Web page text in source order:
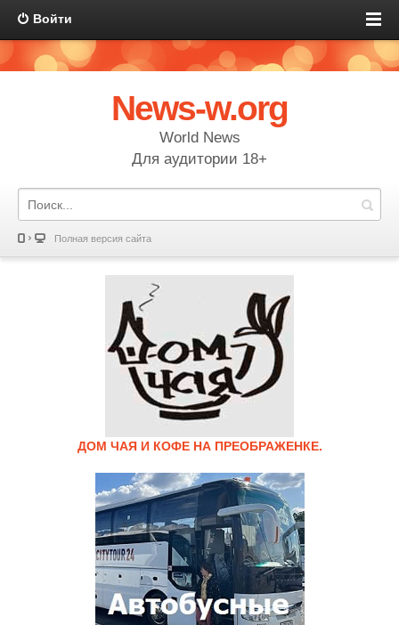
Войти
News-w.org
World News
Для аудитории 18+
Полная версия сайта
ДОМ ЧАЯ И КОФЕ НА ПРЕОБРАЖЕНКЕ.